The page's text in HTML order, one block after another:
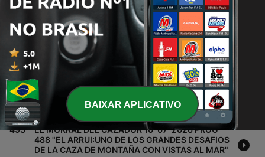
EL MORRAL DEL CAZADOR 24-07-2026 PROG
490 "EL CORZO EN ESPAÑA: EVOLUCIÓN,
GESTION Y PASIÓN"
24 jul. 2026
494 -
EL MORRAL DEL CAZADOR 17-07-2026 PROG
489 " ESPECIAL COTURNIX: LO QUE REVELAN
LOS ANILLAMIENTOS"
17 jul. 2026
493 - EL MORRAL DEL CAZADOR 10-07-2026 PROG
488 "EL ARRUI:UNO DE LOS GRANDES DESAFIOS
DE LA CAZA DE MONTAÑA CON VISTAS AL MAR"
BAIXAR APLICATIVO